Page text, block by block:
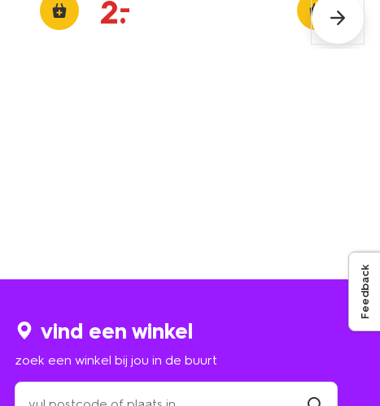
2.
–
vind een winkel
zoek een winkel bij jou in de buurt
zoek
Feedback